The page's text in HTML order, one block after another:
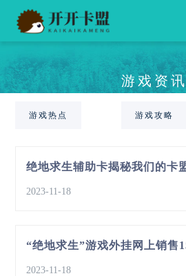
游戏资讯
游戏热点 游戏攻略
绝地求生辅助卡揭秘我们的卡
2023-11-18
“绝地求生”游戏外挂网上销售
2023-11-18